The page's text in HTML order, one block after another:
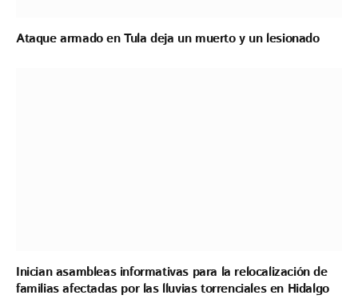
Ataque armado en Tula deja un muerto y un lesionado
Inician asambleas informativas para la relocalización de
familias afectadas por las lluvias torrenciales en Hidalgo